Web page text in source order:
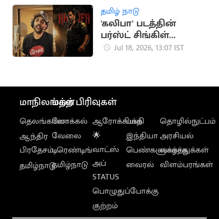
நிர்மல்குமார்
வேண்டுகோள்
தமிழ் நாடு
'கலிபா' படத்தின்
பர்ஸ்ட் சிங்கிள்
அப்டேட் கொடுத்த
Jul 18, 2026, 13:07 IST
மாநிலங்கள்
தெலங்கானா
ஆந்திர
பிரதேசம்
தமிழ்நாடு
மற்ற பிரிவுகள்
லோக்கல்
வேலை
டிரெண்டிங்
தமிழ்நாடு
ஆரோக்கியம்
🌟
வாட்ஸ்
அப்
STATUS
பொழுதுப்போக்கு
குற்றம்
பக்தி
இந்தியா
பெண்களுக்காக
வைரல்
தொழில்நுட்பம்
அரசியல்
வாழ்த்துக்கள்
விளம்பரங்கள்